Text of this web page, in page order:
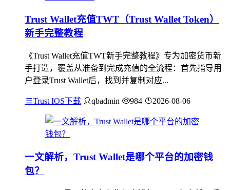
Trust Wallet充值TWT（Trust Wallet Token）
新手完整教程
《Trust Wallet充值TWT新手完整教程》专为加密货币新
手打造，覆盖从准备到完成充值的全流程：首先指导用
户登录Trust Wallet后，找到并复制对应...
Trust IOS下载 qbadmin 984 2026-08-06
一文解析，Trust Wallet是哪个平台的加密钱
包？